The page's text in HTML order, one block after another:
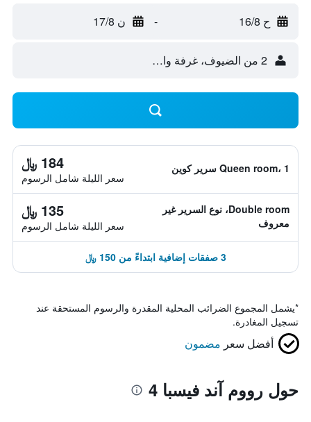
ح 16/8 - ن 17/8
2 من الضيوف، غرفة واحدة
Queen room، 1 سرير كوين 184 ﷼
سعر الليلة شامل الرسوم
Double room، نوع السرير غير
معروف
135 ﷼
سعر الليلة شامل الرسوم
3 صفقات إضافية ابتداءً من 150 ﷼
*يشمل المجموع الضرائب المحلية المقدرة والرسوم المستحقة عند
تسجيل المغادرة.
أفضل سعر مضمون
حول رووم آند فيسبا 4